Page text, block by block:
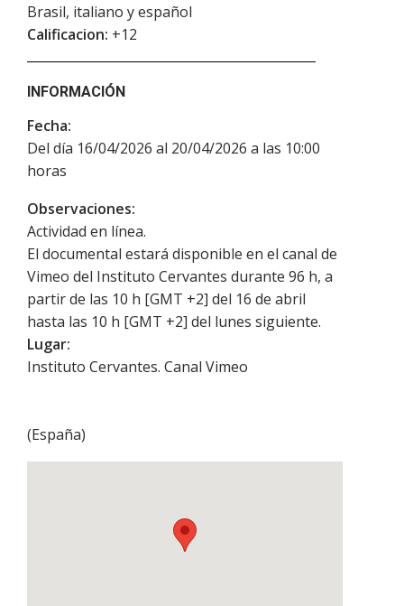
Brasil, italiano y español
Calificacion: +12
INFORMACIÓN
Fecha:
Del día 16/04/2026 al 20/04/2026 a las 10:00
horas
Observaciones:
Actividad en línea.
El documental estará disponible en el canal de
Vimeo del Instituto Cervantes durante 96 h, a
partir de las 10 h [GMT +2] del 16 de abril
hasta las 10 h [GMT +2] del lunes siguiente.
Lugar:
Instituto Cervantes. Canal Vimeo
(España)